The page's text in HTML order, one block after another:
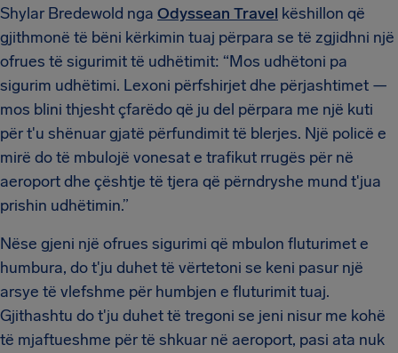
Shylar Bredewold nga Odyssean Travel këshillon që
gjithmonë të bëni kërkimin tuaj përpara se të zgjidhni një
ofrues të sigurimit të udhëtimit: “Mos udhëtoni pa
sigurim udhëtimi. Lexoni përfshirjet dhe përjashtimet —
mos blini thjesht çfarëdo që ju del përpara me një kuti
për t'u shënuar gjatë përfundimit të blerjes. Një policë e
mirë do të mbulojë vonesat e trafikut rrugës për në
aeroport dhe çështje të tjera që përndryshe mund t'jua
prishin udhëtimin.”
Nëse gjeni një ofrues sigurimi që mbulon fluturimet e
humbura, do t'ju duhet të vërtetoni se keni pasur një
arsye të vlefshme për humbjen e fluturimit tuaj.
Gjithashtu do t'ju duhet të tregoni se jeni nisur me kohë
të mjaftueshme për të shkuar në aeroport, pasi ata nuk